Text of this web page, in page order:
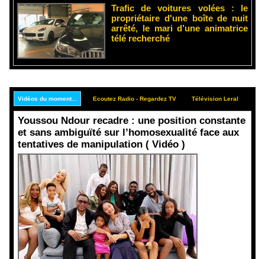
Trafic de voitures volées : le
propriétaire d'une boîte de nuit
arrêté, le mari d’une animatrice
télé recherché
Vidéos du moment... Ecoutez Radio - Regardez TV Télévision Leral
Youssou Ndour recadre : une position constante
et sans ambiguïté sur l’homosexualité face aux
tentatives de manipulation ( Vidéo )